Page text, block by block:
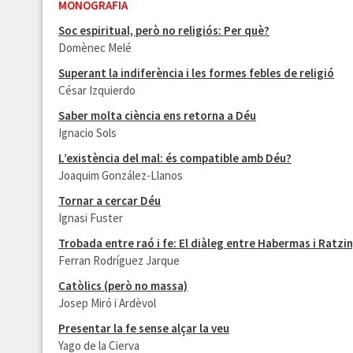
MONOGRAFIA
Soc espiritual, però no religiós: Per què?
Domènec Melé
Superant la indiferència i les formes febles de religió
César Izquierdo
Saber molta ciència ens retorna a Déu
Ignacio Sols
L’existència del mal: és compatible amb Déu?
Joaquim González-Llanos
Tornar a cercar Déu
Ignasi Fuster
Trobada entre raó i fe: El diàleg entre Habermas i
Ferran Rodríguez Jarque
Catòlics (però no massa)
Josep Miró i Ardèvol
Presentar la fe sense alçar la veu
Yago de la Cierva